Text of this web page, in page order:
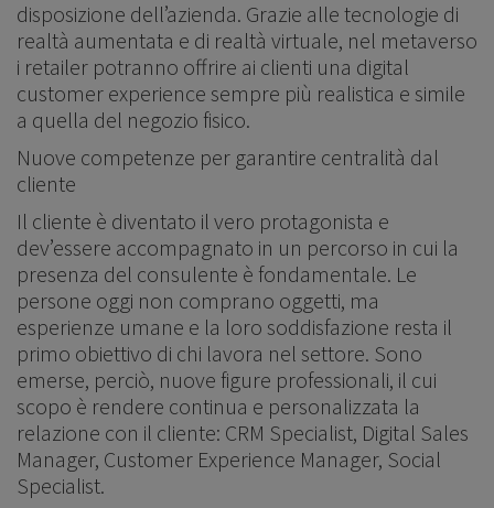
disposizione dell’azienda. Grazie alle tecnologie di
realtà aumentata e di realtà virtuale, nel metaverso
i retailer potranno offrire ai clienti una digital
customer experience sempre più realistica e simile
a quella del negozio fisico.
Nuove competenze per garantire centralità dal
cliente
Il cliente è diventato il vero protagonista e
dev’essere accompagnato in un percorso in cui la
presenza del consulente è fondamentale. Le
persone oggi non comprano oggetti, ma
esperienze umane e la loro soddisfazione resta il
primo obiettivo di chi lavora nel settore. Sono
emerse, perciò, nuove figure professionali, il cui
scopo è rendere continua e personalizzata la
relazione con il cliente: CRM Specialist, Digital Sales
Manager, Customer Experience Manager, Social
Specialist.